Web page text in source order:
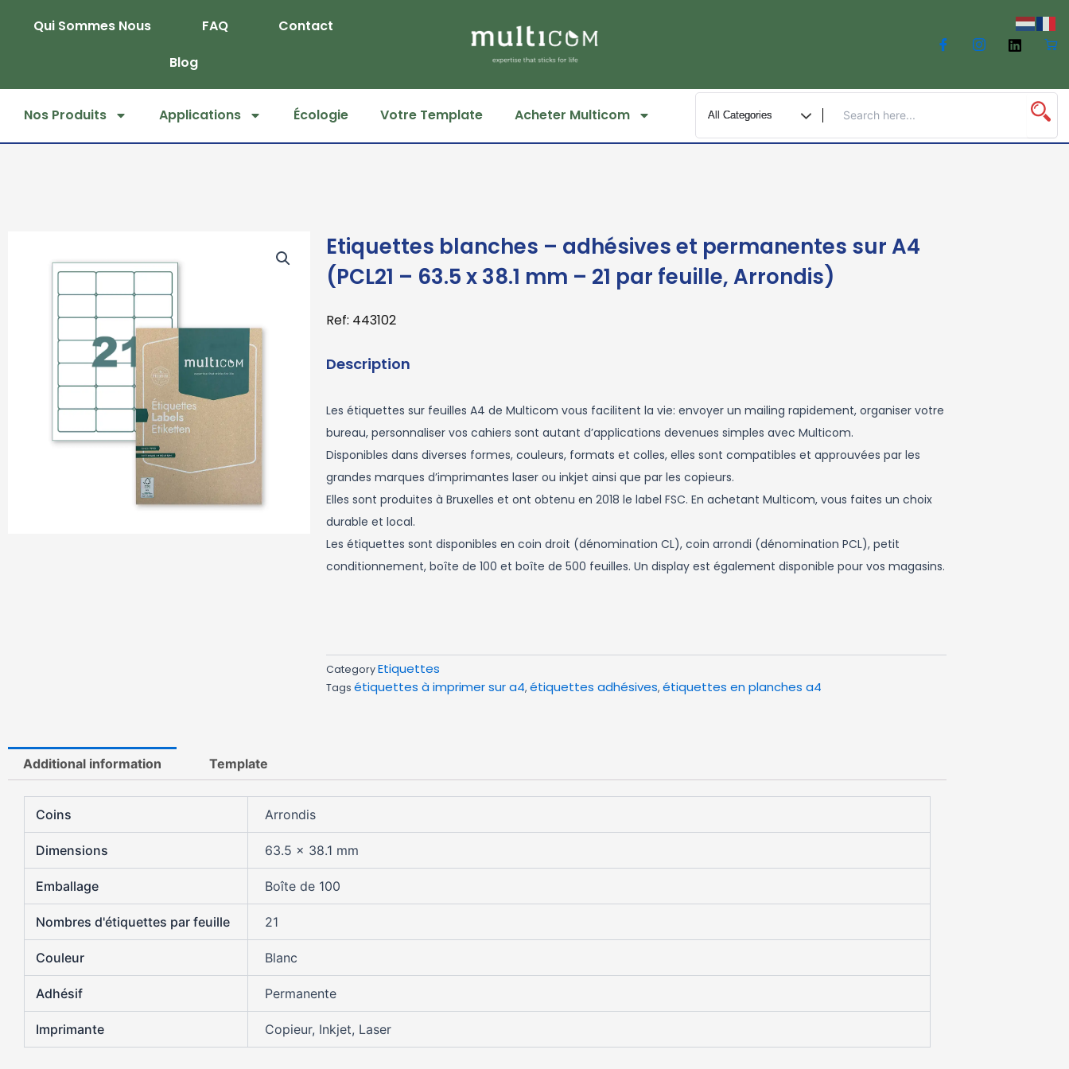
Qui Sommes Nous FAQ
Contact
Blog
Nos Produits Applications Écologie Votre Template Acheter Multicom
Etiquettes blanches – adhésives et permanentes sur A4
(PCL21 – 63.5 x 38.1 mm – 21 par feuille, Arrondis)
Ref: 443102
Description
Les étiquettes sur feuilles A4 de Multicom vous facilitent la vie: envoyer un mailing rapidement, organiser votre
bureau, personnaliser vos cahiers sont autant d’applications devenues simples avec Multicom.
Disponibles dans diverses formes, couleurs, formats et colles, elles sont compatibles et approuvées par les
grandes marques d’imprimantes laser ou inkjet ainsi que par les copieurs.
Elles sont produites à Bruxelles et ont obtenu en 2018 le label FSC. En achetant Multicom, vous faites un choix
durable et local.
Les étiquettes sont disponibles en coin droit (dénomination CL), coin arrondi (dénomination PCL), petit
conditionnement, boîte de 100 et boîte de 500 feuilles. Un display est également disponible pour vos magasins.
CategoryEtiquettes
Tags étiquettes à imprimer sur a4, étiquettes adhésives, étiquettes en planches a4
Additional information Template
Coins Arrondis
Dimensions 63.5 x 38.1 mm
Emballage Boîte de 100
Nombres d'étiquettes par feuille 21
Couleur Blanc
Adhésif Permanente
Imprimante Copieur, Inkjet, Laser